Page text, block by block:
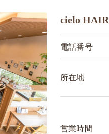
cielo HAIR
電話番号
所在地
営業時間